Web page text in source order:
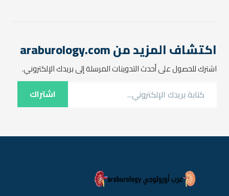
…اكتشاف المزيد من araburology.com
اشترك للحصول على أحدث التدوينات المرسلة إلى بريدك الإلكتروني.
اشتراك